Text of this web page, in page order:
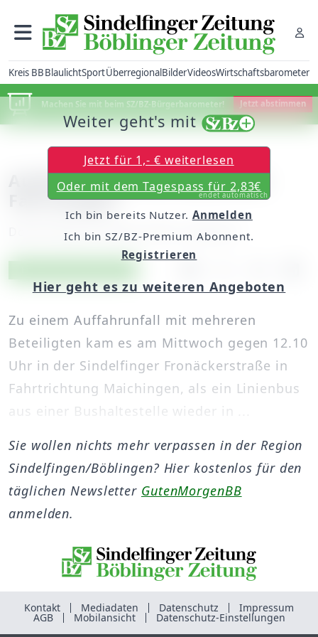
Kreis BBBlaulichtSportÜberregionalBilderVideosWirtschaftsbarometer
Machen Sie mit beim SZ/BZ-Bürgerbarometer! Jetzt abstimmen
Auffahrunfall mit mehreren
Fahrzeugen
Donnerstag, 29. Januar 2015, 10:44 Uhr
Zu einem Auffahrunfall mit mehreren
Beteiligten kam es am Mittwoch gegen 12.10
Uhr in der Sindelfinger Fronäckerstraße in
Fahrtrichtung Maichingen, als ein Linienbus
aus einer Bushaltestelle wieder in ...
Weiter geht's mit
Jetzt für 1,- € weiterlesen
Oder mit dem Tagespass für 2,83€
endet automatisch
Ich bin bereits Nutzer. Anmelden
Ich bin SZ/BZ-Premium Abonnent.
Registrieren
Hier geht es zu weiteren Angeboten
Sie wollen nichts mehr verpassen in der Region
Sindelfingen/Böblingen? Hier kostenlos für den
täglichen Newsletter GutenMorgenBB
anmelden.
Kontakt Mediadaten Datenschutz Impressum
AGB Mobilansicht Datenschutz-Einstellungen